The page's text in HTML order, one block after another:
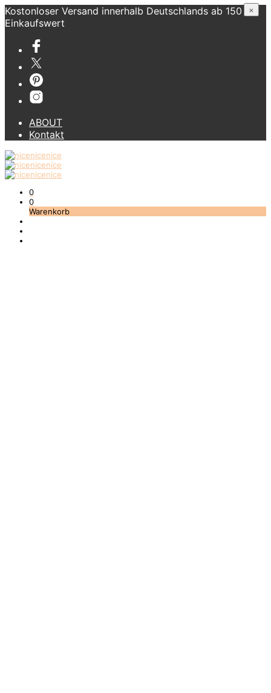
Kostonloser Versand innerhalb Deutschlands ab 150 €
Einkaufswert
ABOUT
Kontakt
0
0
Warenkorb
×